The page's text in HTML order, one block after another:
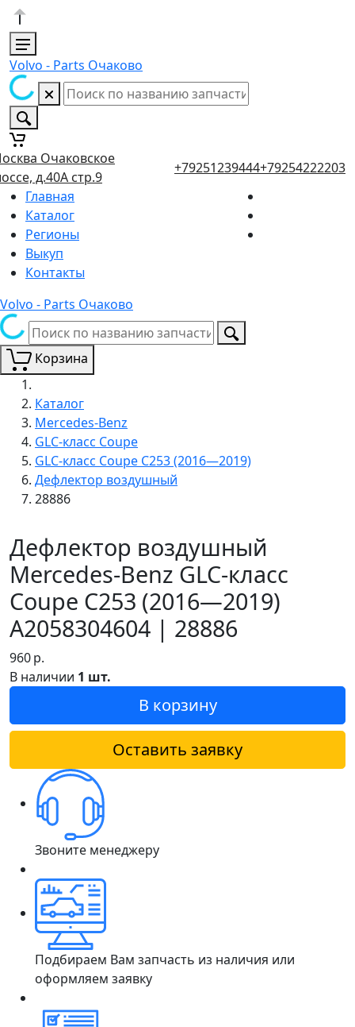
Volvo - Parts Очаково
Очаковское
д.40А стр.9
+79251239444+79254222203
Главная
Каталог
Регионы
Выкуп
Контакты
Volvo - Parts Очаково
Корзина
Каталог
Mercedes-Benz
GLC-класс Coupe
GLC-класс Coupe C253 (2016—2019)
Дефлектор воздушный
28886
Дефлектор воздушный
Mercedes-Benz GLC-класс
Coupe C253 (2016—2019)
A2058304604 | 28886
960р.
В наличии 1 шт.
В корзину
Оставить заявку
Звоните менеджеру
Подбираем Вам запчасть из наличия или
оформляем заявку